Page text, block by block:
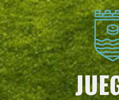
Saltar
al
contenido